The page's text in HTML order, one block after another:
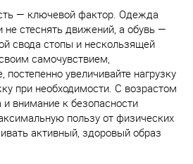
— ключевой фактор. Одежда
стеснять движений, а обувь —
свода стопы и нескользящей
самочувствием,
постепенно увеличивайте нагрузку
при необходимости. С возрастом
и внимание к безопасности
пользу отфизических
активный, здоровый образ